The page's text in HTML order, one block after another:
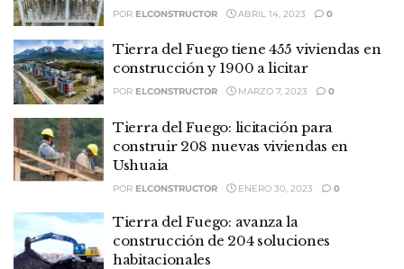
POR ELCONSTRUCTOR ABRIL 14, 2023 0
Tierra del Fuego tiene 455 viviendas en
construcción y 1900 a licitar
POR ELCONSTRUCTOR MARZO 7, 2023 0
Tierra del Fuego: licitación para
construir 208 nuevas viviendas en
Ushuaia
POR ELCONSTRUCTOR ENERO 30, 2023 0
Tierra del Fuego: avanza la
construcción de 204 soluciones
habitacionales